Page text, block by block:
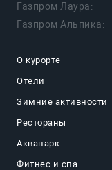
Газпром Лаура:
Газпром Альпика:
О курорте
Отели
Зимние активности
Рестораны
Аквапарк
Фитнес и спа